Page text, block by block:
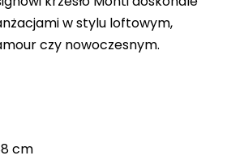
w stylu loftowym,
czy nowoczesnym.
cm